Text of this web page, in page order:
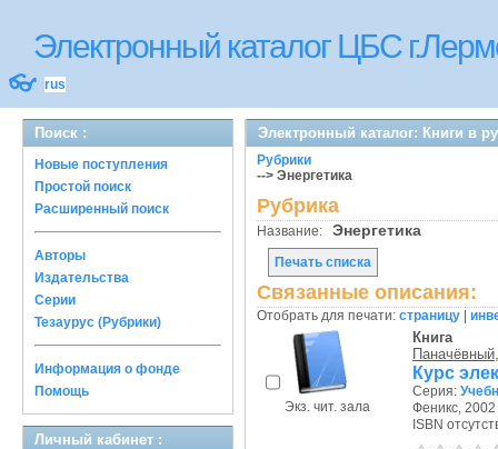
Электронный каталог ЦБС
👓 rus
Поиск :
Новые поступления
Простой поиск
Расширенный поиск
Авторы
Издательства
Серии
Тезаурус (Рубрики)
Информация о фонде
Помощь
Личный кабинет :
Электронный каталог: Книги в
Рубрики
--> Энергетика
Рубрика
Название: Энергетика
Печать списка
Связанные описания:
Отобрать для печати: страницу
Экз. чит. зала
Книга
Курс
Серия:
Феникс, 2002
ISBN